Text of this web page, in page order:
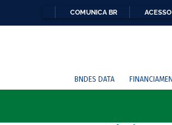
COMUNICA BR
BNDES DATA